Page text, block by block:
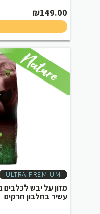
₪149.00
ULTRA PREMIUM
מזון על יבש לכלבים
עשיר בחלבון חרקים